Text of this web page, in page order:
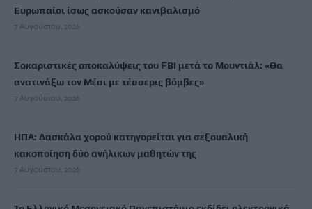
Ευρωπαίοι ίσως ασκούσαν κανιβαλισμό
7 Αυγούστου, 2026
Σοκαριστικές αποκαλύψεις του FBI μετά το Μουντιάλ: «Θα
ανατινάξω τον Μέσι με τέσσερις βόμβες»
7 Αυγούστου, 2026
ΗΠΑ: Δασκάλα χορού κατηγορείται για σεξουαλική
κακοποίηση δύο ανήλικων μαθητών της
7 Αυγούστου, 2026